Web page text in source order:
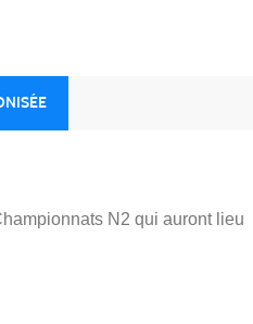
N2 qui auront lieu